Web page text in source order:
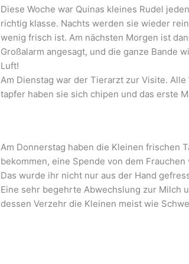
Diese Woche war Quinas kleines Rudel
richtig klasse. Nachts werden sie wieder
wenig frisch ist. Am nächsten Morgen ist
Großalarm angesagt, und die ganze Bande
Luft!
Am Dienstag war der Tierarzt zur Visite.
tapfer haben sie sich chipen und das erste
Am Donnerstag haben die Kleinen frischen
bekommen, eine Spende von dem Frauchen
Das wurde ihr nicht nur aus der Hand
Eine sehr begehrte Abwechslung zur Milch
dessen Verzehr die Kleinen meist wie